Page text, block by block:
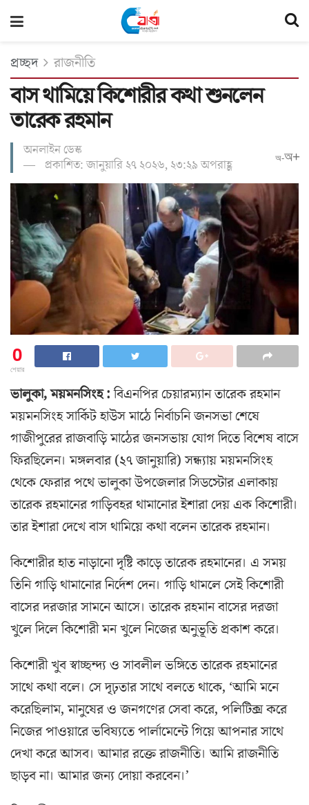
প্রচ্ছদ রাজনীতি
বাস থামিয়ে কিশোরীর কথা শুনলেন
তারেক রহমান
অনলাইন ডেস্ক
প্রকাশিত: জানুয়ারি ২৭ ২০২৬, ২৩:২৯ অপরাহ্ণ
অ-অ+
0
শেয়ার
ভালুকা, ময়মনসিংহ :বিএনপির চেয়ারম্যান তারেক রহমান
ময়মনসিংহ সার্কিট হাউস মাঠে নির্বাচনি জনসভা শেষে
গাজীপুরের রাজবাড়ি মাঠের জনসভায় যোগ দিতে বিশেষ বাসে
ফিরছিলেন। মঙ্গলবার (২৭ জানুয়ারি) সন্ধ্যায় ময়মনসিংহ
থেকে ফেরার পথে ভালুকা উপজেলার সিডস্টোর এলাকায়
তারেক রহমানের গাড়িবহর থামানোর ইশারা দেয় এক কিশোরী।
তার ইশারা দেখে বাস থামিয়ে কথা বলেন তারেক রহমান।
কিশোরীর হাত নাড়ানো দৃষ্টি কাড়ে তারেক রহমানের। এ সময়
তিনি গাড়ি থামানোর নির্দেশ দেন। গাড়ি থামলে সেই কিশোরী
বাসের দরজার সামনে আসে। তারেক রহমান বাসের দরজা
খুলে দিলে কিশোরী মন খুলে নিজের অনুভূতি প্রকাশ করে।
কিশোরী খুব স্বাচ্ছন্দ্য ও সাবলীল ভঙ্গিতে তারেক রহমানের
সাথে কথা বলে। সে দৃঢ়তার সাথে বলতে থাকে, ‘আমি মনে
করেছিলাম, মানুষের ও জনগণের সেবা করে, পলিটিক্স করে
নিজের পাওয়ারে ভবিষ্যতে পার্লামেন্টে গিয়ে আপনার সাথে
দেখা করে আসব। আমার রক্তে রাজনীতি। আমি রাজনীতি
ছাড়ব না। আমার জন্য দোয়া করবেন।’